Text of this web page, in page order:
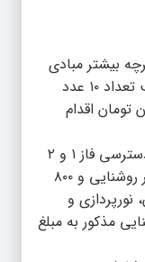
بیشتر مبادی
ورودی و خروجی شهرک نسبت به نصب تعداد ۱۰ عدد
با هزینه کرد ۸۰ میلیون تومان اقدام
تامین روشنایی آیلند میانی جاده‌های دسترسی فاز ۱ و ۲
(بلوار پیام نور و جمعاب) با نصب ۱۳ تیر روشنایی و ۸۰۰
تومان، نورپردازی و
مذکور به مبلغ